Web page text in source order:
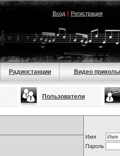
Вход| Регистрация
Радиостанции Видео приколы
Пользователи
Имя
Пароль